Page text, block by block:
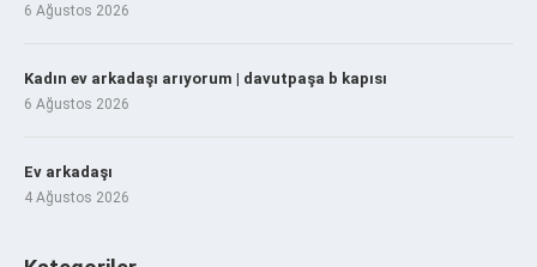
6 Ağustos 2026
Kadın ev arkadaşı arıyorum | davutpaşa b kapısı
6 Ağustos 2026
Ev arkadaşı
4 Ağustos 2026